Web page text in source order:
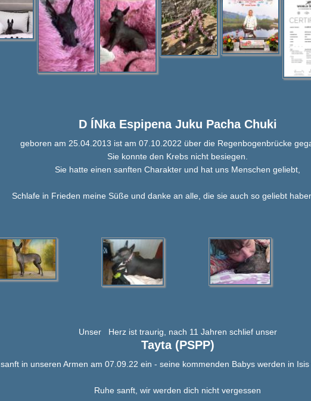
D ÍNka Espipena Juku Pacha Chuki
geboren am 25.04.2013 ist am 07.10.2022 über die Regenbogenbrücke
Sie konnte den Krebs nicht besiegen.
Sie hatte einen sanften Charakter und hat uns Menschen geliebt,
Schlafe in Frieden meine Süße und danke an alle, die sie auch so geliebt
Unser Herz ist traurig, nach 11 Jahren schlief unser
Tayta (PSPP)
sanft in unseren Armen am 07.09.22 ein - seine kommenden Babys werden in
Ruhe sanft, wir werden dich nicht vergessen